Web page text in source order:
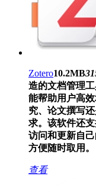
Zotero10.2MB
造的文档管理
能帮助用户高
究、论文撰写
求。该软件还
访问和更新自
方便随时取用。
查看